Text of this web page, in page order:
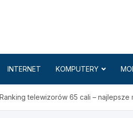
INTERNET KOMPUTERY
Ranking telewizorów 65 cali – najlepsze